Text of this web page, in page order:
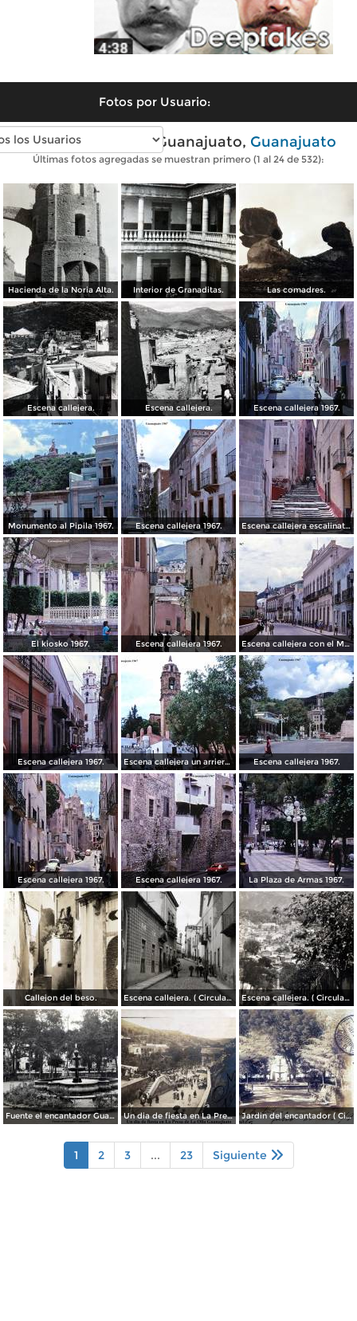
Fotos por Usuario:
Fotos antiguas de Guanajuato, Guanajuato
Últimas fotos agregadas se muestran primero (1 al 24 de 532):
Hacienda de la Noria Alta. Interior de Granaditas. Las comadres.
Escena callejera. Escena callejera. Escena callejera 1967.
Monumento al Pipila 1967. Escena callejera 1967. Escena callejera escalinata 1967.
El kiosko 1967. Escena callejera 1967. Escena callejera con el Mto al Pipila al fondo 1967.
Escena callejera 1967. Escena callejera un arriero 1967. Escena callejera 1967.
Escena callejera 1967. Escena callejera 1967. La Plaza de Armas 1967.
Callejon del beso. Escena callejera. ( Circulada el 13 de Mayo de 1941 ). Escena callejera. ( Circulada el 14 de Diciembre de 1930 ).
Fuente el encantador Guanajuato. Un dia de fiesta en La Presa de La Olla Guanajuato ( Circulada el 9 de Agosto de 1905 ). Jardin del encantador ( Circulada el 30 de Julio de 1905 ).
1 2 3 ... 23 Siguiente